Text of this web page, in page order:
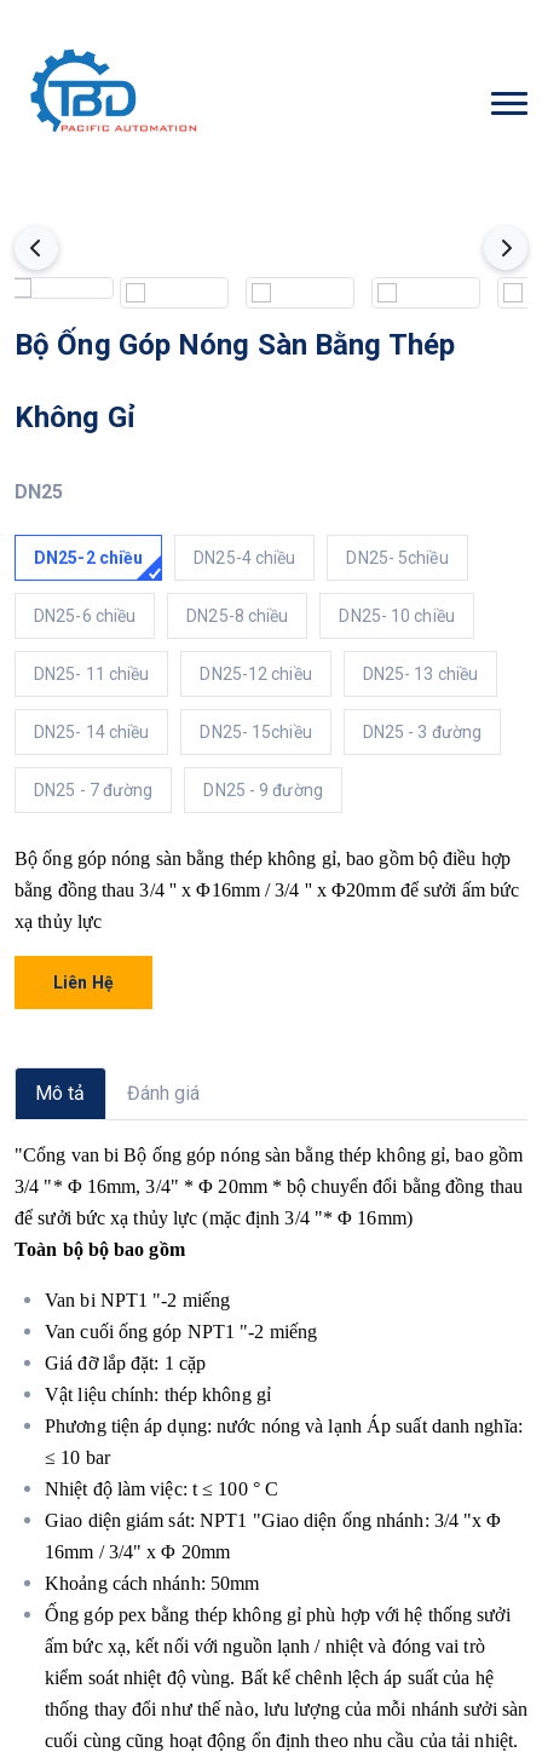
Bộ Ống Góp Nóng Sàn Bằng Thép
Không Gỉ
DN25
DN25-2 chiều DN25-4 chiều DN25- 5chiều
DN25-6 chiều DN25-8 chiều DN25- 10 chiều
DN25- 11 chiều DN25-12 chiều DN25- 13 chiều
DN25- 14 chiều DN25- 15chiều DN25 - 3 đường
DN25 - 7 đường DN25 - 9 đường
Bộ ống góp nóng sàn bằng thép không gỉ, bao gồm bộ điều hợp
bằng đồng thau 3/4 '' x Φ16mm / 3/4 '' x Φ20mm để sưởi ấm bức
xạ thủy lực
Liên Hệ
Mô tả Đánh giá
"Cổng van bi Bộ ống góp nóng sàn bằng thép không gỉ, bao gồm
3/4 "* Φ 16mm, 3/4" * Φ 20mm * bộ chuyển đổi bằng đồng thau
để sưởi bức xạ thủy lực (mặc định 3/4 "* Φ 16mm)
Toàn bộ bộ bao gồm
Van bi NPT1 "-2 miếng
Van cuối ống góp NPT1 "-2 miếng
Giá đỡ lắp đặt: 1 cặp
Vật liệu chính: thép không gỉ
Phương tiện áp dụng: nước nóng và lạnh Áp suất danh nghĩa:
≤ 10 bar
Nhiệt độ làm việc: t ≤ 100 ° C
Giao diện giám sát: NPT1 "Giaodiện ống nhánh: 3/4 "x Φ
16mm / 3/4" x Φ 20mm
Khoảng cách nhánh: 50mm
Ống góp pex bằng thép không gỉ phù hợp với hệ thống sưởi
ấm bức xạ, kết nối với nguồn lạnh / nhiệt và đóng vai trò
kiểm soát nhiệt độ vùng. Bất kể chênh lệch áp suất của hệ
thống thay đổi như thế nào, lưu lượng của mỗi nhánh sưởi sàn
cuối cùng cũng hoạt động ổn định theo nhu cầu của tải nhiệt.